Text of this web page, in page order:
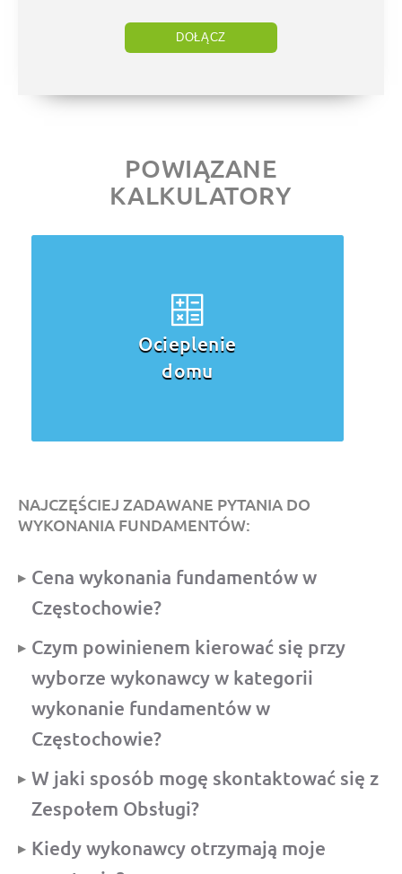
DOŁĄCZ
POWIĄZANE
KALKULATORY
Ocieplenie
domu
NAJCZĘŚCIEJ ZADAWANE PYTANIA DO
WYKONANIA FUNDAMENTÓW:
Cena wykonania fundamentów w
Częstochowie?
Czym powinienem kierować się przy
wyborze wykonawcy w kategorii
wykonanie fundamentów w
Częstochowie?
W jaki sposób mogę skontaktować się z
Zespołem Obsługi?
Kiedy wykonawcy otrzymają moje